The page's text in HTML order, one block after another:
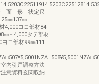
断 面 形 状定尺
㎜137㎜
4,000ヨコ部材84
㎜∼4,000タテ部材
コ部材99㎜111
内引戸調整方法
意資料玄関収納